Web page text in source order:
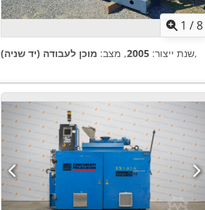
1 /8
שנת ייצור: 2005, מצב: מוכן לעבודה (יד שניה) ,